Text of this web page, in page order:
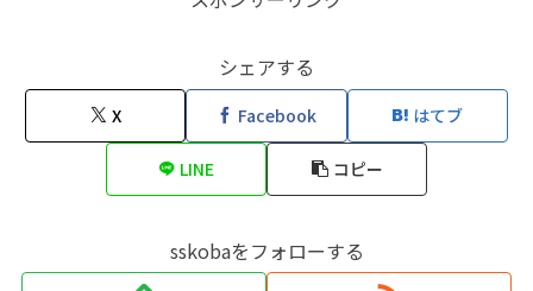
シェアする
X Facebook はてブ
LINE コピー
sskobaをフォローする